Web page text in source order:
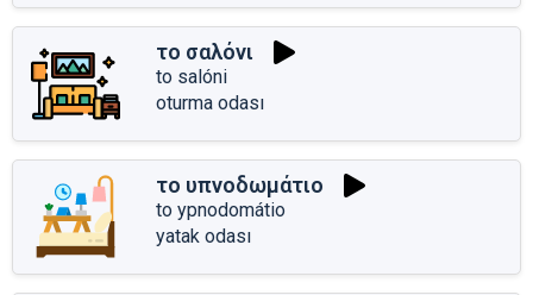
το σαλόνι
to salóni
oturma odası
το υπνοδωμάτιο
to ypnodomátio
yatak odası